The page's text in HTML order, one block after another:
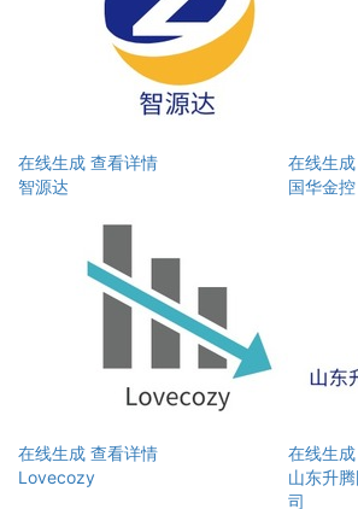
在线生成 查看详情
智源达
在线生成
国华金控
在线生成 查看详情
Lovecozy
在线生成
山东升
司